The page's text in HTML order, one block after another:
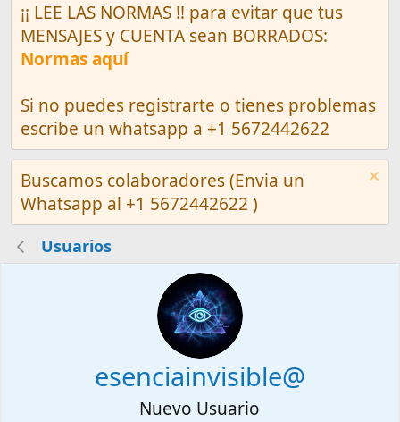
¡¡ LEE LAS NORMAS !! para evitar que tus
MENSAJES y CUENTA sean BORRADOS:
Normas aquí
Si no puedes registrarte o tienes problemas
escribe un whatsapp a +1 5672442622
Buscamos colaboradores (Envia un
Whatsapp al +1 5672442622 )
Usuarios
esenciainvisible@
Nuevo Usuario